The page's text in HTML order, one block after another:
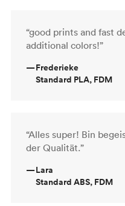
“good prints and fast
additional colors!”
—Frederieke
Standard PLA, FDM
“Alles super! Bin
der Qualität.”
—Lara
Standard ABS, FDM